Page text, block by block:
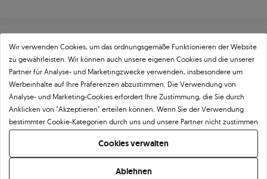
Über11 4845★-Bewertungen in ganz
Europa
GEPRÜFTE BEWERTUNGEN UNSERER KUNDEN
Wir verwenden Cookies, um das ordnungsgemäße Funktionieren der Website
zu gewährleisten. Wir können auch unsere eigenen Cookies und die unserer
Partner für Analyse- und Marketingzwecke verwenden, insbesondere um
Werbeinhalte auf Ihre Präferenzen abzustimmen. Die Verwendung von
Analyse- und Marketing-Cookies erfordert Ihre Zustimmung, die Sie durch
Anklicken von "Akzeptieren" erteilen können. Wenn Sie der Verwendung
bestimmter Cookie-Kategorien durch uns und unsere Partner nicht zustimmen
möchten, klicken Sie auf "Lassen Sie mich wählen" und bestimmen Sie Ihre
Präferenzen. Sie können Ihre Zustimmung jederzeit widerrufen, indem Sie
Ihre Cookie-Einstellungen ändern.
Cookies verwalten
Ablehnen